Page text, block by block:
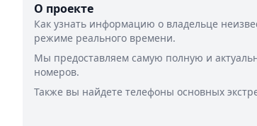
О проекте
Как узнать информацию о владельце
режиме реального времени.
Мы предоставляем самую полную и
номеров.
Также вы найдете телефоны основных